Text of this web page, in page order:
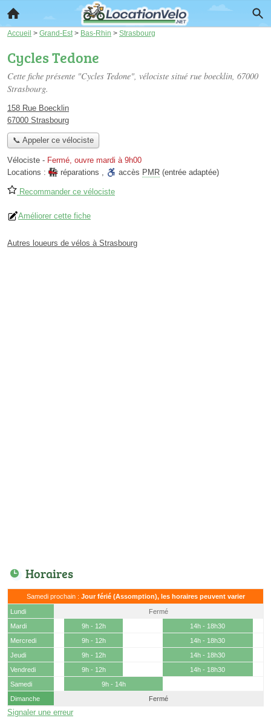
Accueil > Grand-Est > Bas-Rhin > Strasbourg
Cycles Tedone
Cette fiche présente "Cycles Tedone", vélociste situé rue boecklin, 67000
Strasbourg.
158 Rue Boecklin
67000 Strasbourg
📞 Appeler ce vélociste
Vélociste - Fermé, ouvre mardi à 9h00
Locations :
réparations , accès PMR (entrée adaptée)
Recommander ce vélociste
Améliorer cette fiche
Autres loueurs de vélos à Strasbourg
Horaires
Samedi prochain : Jour férié (Assomption), les horaires peuvent varier
Lundi
Fermé
Mardi
9h - 12h
14h - 18h30
Mercredi
9h - 12h
14h - 18h30
Jeudi
9h - 12h
14h - 18h30
Vendredi
9h - 12h
14h - 18h30
Samedi
9h - 14h
Dimanche
Fermé
Signaler une erreur